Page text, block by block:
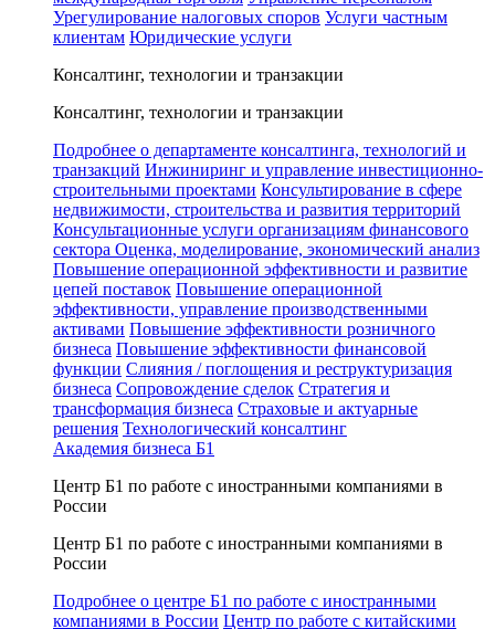
Урегулирование налоговых споров Услуги частным
клиентам Юридические услуги
Консалтинг, технологии и транзакции
Консалтинг, технологии и транзакции
Подробнее о департаменте консалтинга, технологий и
транзакций Инжиниринг и управление инвестиционно-
строительными проектами Консультирование в сфере
недвижимости, строительства и развития территорий
Консультационные услуги организациям финансового
сектора Оценка, моделирование, экономический анализ
Повышение операционной эффективности и развитие
цепей поставок Повышение операционной
эффективности, управление производственными
активами Повышение эффективности розничного
бизнеса Повышение эффективности финансовой
функции Слияния / поглощения и реструктуризация
бизнеса Сопровождение сделок Стратегия и
трансформация бизнеса Страховые и актуарные
решения Технологический консалтинг
Академия бизнеса Б1
Центр Б1 по работе с иностранными компаниями в
России
Центр Б1 по работе с иностранными компаниями в
России
Подробнее о центре Б1 по работе с иностранными
компаниями в России Центр по работе с китайскими